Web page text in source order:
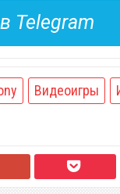
в Telegram
Видеоигры